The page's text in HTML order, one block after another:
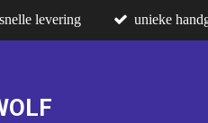
snelle levering unieke